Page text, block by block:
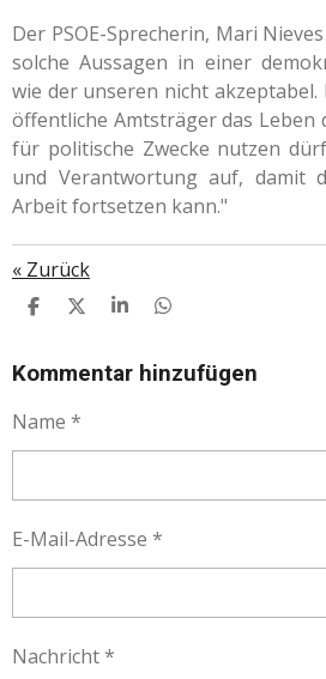
Der PSOE-Sprecherin, Mari
solche Aussagen in einer
wie der unseren nicht akzeptabel.
öffentliche Amtsträger das Leben
für politische Zwecke nutzen
und Verantwortung auf, damit
Arbeit fortsetzen kann."
« Zurück
T
L
T
L
T
L
T
L
Kommentar hinzufügen
Name *
E-Mail-Adresse *
Nachricht *